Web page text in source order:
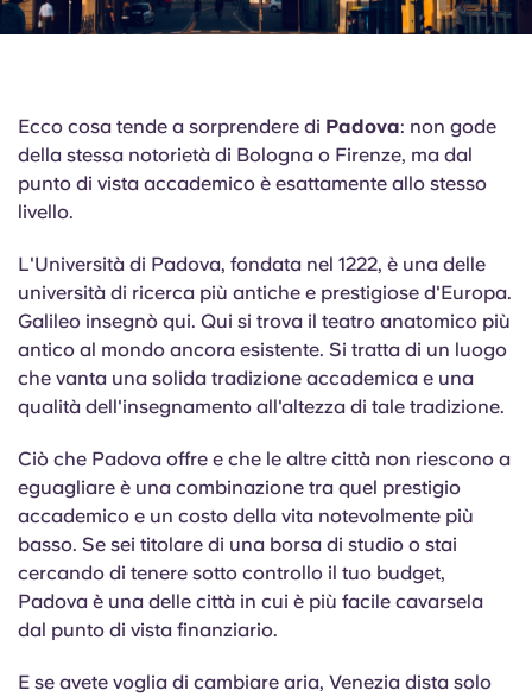
Ecco cosa tende a sorprendere di Padova: non gode
della stessa notorietà di Bologna o Firenze, ma dal
punto di vista accademico è esattamente allo stesso
livello.
L'Università di Padova, fondata nel 1222, è una delle
università di ricerca più antiche e prestigiose d'Europa.
Galileo insegnò qui. Qui si trova il teatro anatomico più
antico al mondo ancora esistente. Si tratta di un luogo
che vanta una solida tradizione accademica e una
qualità dell'insegnamento all'altezza di tale tradizione.
Ciò che Padova offre e che le altre città non riescono a
eguagliare è una combinazione tra quel prestigio
accademico e un costo della vita notevolmente più
basso. Se sei titolare di una borsa di studio o stai
cercando di tenere sotto controllo il tuo budget,
Padova è una delle città in cui è più facile cavarsela
dal punto di vista finanziario.
E se avete voglia di cambiare aria, Venezia dista solo